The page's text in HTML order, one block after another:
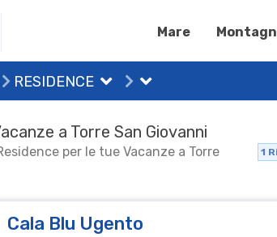
Mare
RESIDENCE
a Torre San Giovanni
per le tue Vacanze a Torre
1
Cala Blu Ugento